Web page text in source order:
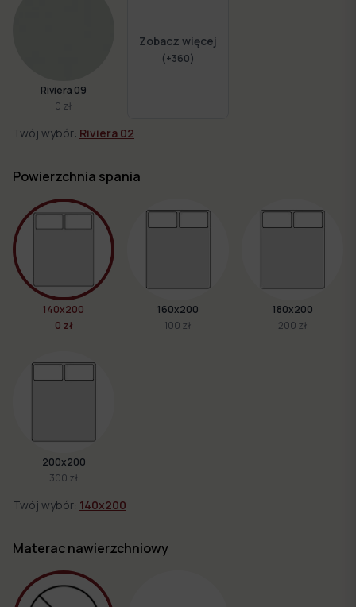
Riviera 09
0 zł
Zobacz więcej
(+360)
Twój wybór: Riviera 02
Powierzchnia spania
140x200
0 zł
160x200
100 zł
180x200
200 zł
200x200
300 zł
Twój wybór: 140x200
Materac nawierzchniowy